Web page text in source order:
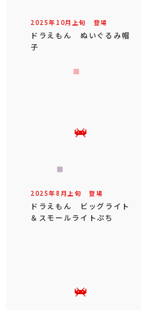
2025年 10月 上旬 登場
ドラえもん ぬいぐるみ帽
子
2025年8 月 上旬 登場
ドラえもん ビッグライト
＆スモールライトぷち